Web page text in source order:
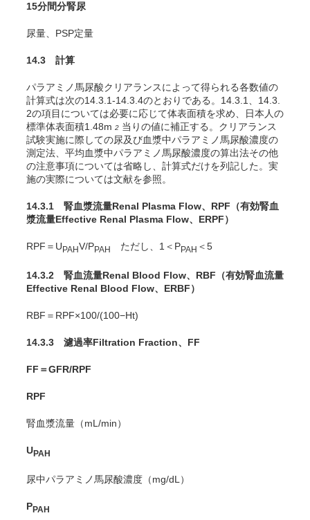
15分間分腎尿
尿量、PSP定量
14.3 計算
パラアミノ馬尿酸クリアランスによって得られる各数値の
計算式は次の14.3.1-14.3.4のとおりである。14.3.1、14.3.
2の項目については必要に応じて体表面積を求め、日本人の
標準体表面積1.48m 2 当りの値に補正する。クリアランス
試験実施に際しての尿及び血漿中パラアミノ馬尿酸濃度の
測定法、平均血漿中パラアミノ馬尿酸濃度の算出法その他
の注意事項については省略し、計算式だけを列記した。実
施の実際については文献を参照。
14.3.1 腎血漿流量Renal Plasma Flow、RPF（有効腎血
漿流量Effective Renal Plasma Flow、ERPF）
RPF＝UPAHV/PPAH ただし、1＜PPAH ＜5
14.3.2 腎血流量Renal Blood Flow、RBF（有効腎血流量
Effective Renal Blood Flow、ERBF）
RBF＝RPF×100/(100−Ht)
14.3.3 濾過率Filtration Fraction、FF
FF＝GFR/RPF
RPF
腎血漿流量（mL/min）
UPAH
尿中パラアミノ馬尿酸濃度（mg/dL）
PPAH